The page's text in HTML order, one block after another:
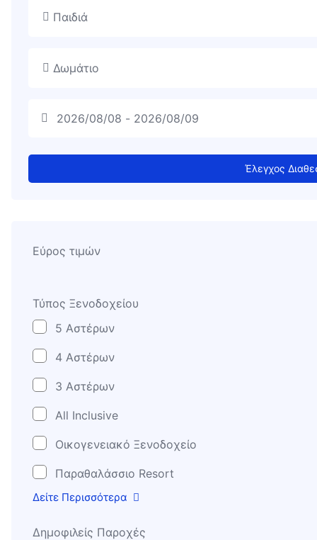
Παιδιά
Δωμάτιο
Έλεγχος
Εύρος τιμών
Τύπος Ξενοδοχείου
5 Αστέρων
4 Αστέρων
3 Αστέρων
All Inclusive
Οικογενειακό Ξενοδοχείο
Παραθαλάσσιο Resort
Δείτε Περισσότερα
Δημοφιλείς Παροχές